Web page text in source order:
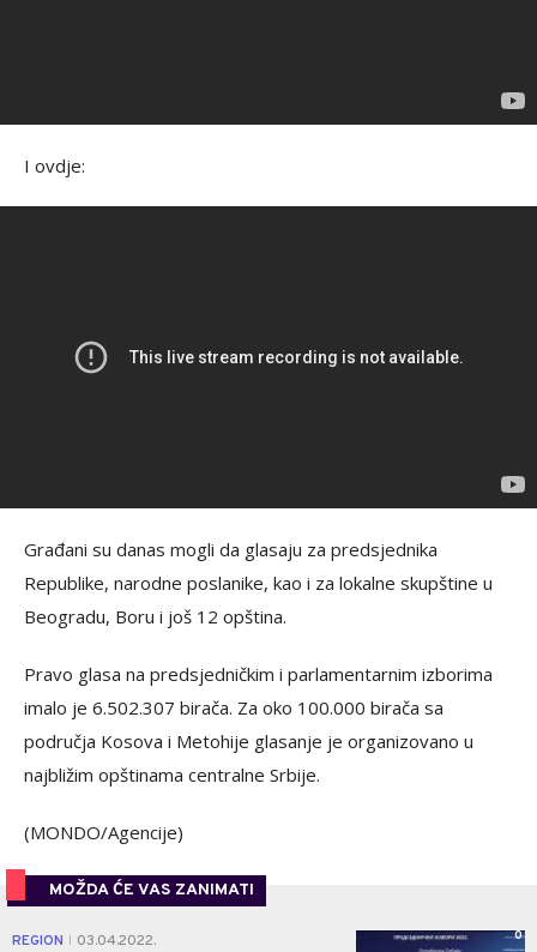
I ovdje:
Građani su danas mogli da glasaju za predsjednika
Republike, narodne poslanike, kao i za lokalne skupštine u
Beogradu, Boru i još 12 opština.
Pravo glasa na predsjedničkim i parlamentarnim izborima
imalo je 6.502.307 birača. Za oko 100.000 birača sa
područja Kosova i Metohije glasanje je organizovano u
najbližim opštinama centralne Srbije.
(MONDO/Agencije)
MOŽDA ĆE VAS ZANIMATI
REGION 03.04.2022. 0